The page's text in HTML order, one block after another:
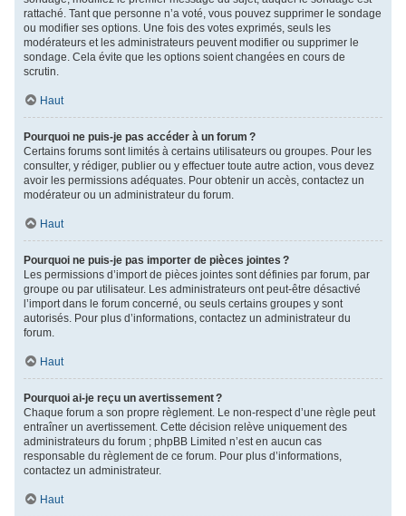
rattaché. Tant que personne n’a voté, vous pouvez supprimer le sondage
ou modifier ses options. Une fois des votes exprimés, seuls les
modérateurs et les administrateurs peuvent modifier ou supprimer le
sondage. Cela évite que les options soient changées en cours de
scrutin.
Haut
Pourquoi ne puis-je pas accéder à un forum ?
Certains forums sont limités à certains utilisateurs ou groupes. Pour les
consulter, y rédiger, publier ou y effectuer toute autre action, vous devez
avoir les permissions adéquates. Pour obtenir un accès, contactez un
modérateur ou un administrateur du forum.
Haut
Pourquoi ne puis-je pas importer de pièces jointes ?
Les permissions d’import de pièces jointes sont définies par forum, par
groupe ou par utilisateur. Les administrateurs ont peut-être désactivé
l’import dans le forum concerné, ou seuls certains groupes y sont
autorisés. Pour plus d’informations, contactez un administrateur du
forum.
Haut
Pourquoi ai-je reçu un avertissement ?
Chaque forum a son propre règlement. Le non-respect d’une règle peut
entraîner un avertissement. Cette décision relève uniquement des
administrateurs du forum ; phpBB Limited n’est en aucun cas
responsable du règlement de ce forum. Pour plus d’informations,
contactez un administrateur.
Haut